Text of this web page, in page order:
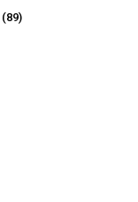
produktów
8989